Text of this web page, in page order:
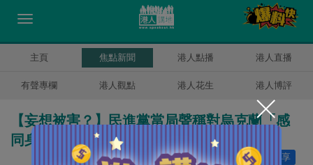
主頁 焦點新聞 港人點播 港人直播
有聲專欄 港人觀點 港人花生 港人博評
【妄想被害？】民進黨當局聲稱對烏克蘭「感
同身受」 國台辦發言人馬曉光斥：自作多情
分享
讚好 6